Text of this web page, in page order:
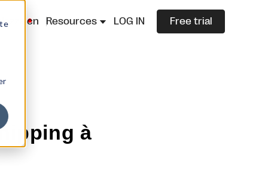
Resources LOG IN Free trial
à